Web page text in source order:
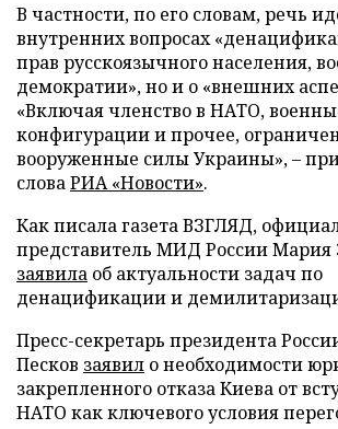
В частности, по его словам, речь
внутренних вопросах
прав русскоязычного населения,
демократии», но и о «внешних
«Включая членство в НАТО,
конфигурации и прочее,
вооруженные силы Украины», –
словаРИА «Новости».
Как писала газета ВЗГЛЯД,
представитель МИД России Мария
заявила об актуальности задач по
денацификации и
Пресс-секретарь президента
Песков заявил о необходимости
закрепленного отказа Киева от
НАТО как ключевого условия